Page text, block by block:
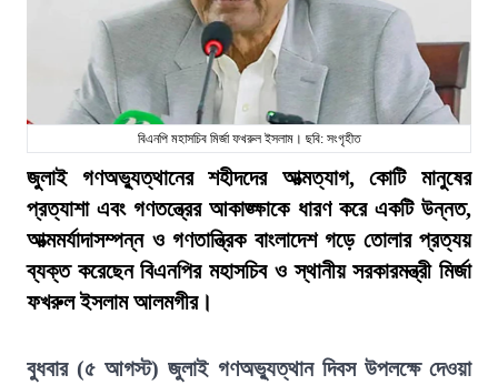
বিএনপি মহাসচিব মির্জা ফখরুল ইসলাম। ছবি: সংগৃহীত
জুলাই গণঅভ্যুত্থানের শহীদদের আত্মত্যাগ, কোটি মানুষের
প্রত্যাশা এবং গণতন্ত্রের আকাঙ্ক্ষাকে ধারণ করে একটি উন্নত,
আত্মমর্যাদাসম্পন্ন ও গণতান্ত্রিক বাংলাদেশ গড়ে তোলার প্রত্যয়
ব্যক্ত করেছেন বিএনপির মহাসচিব ও স্থানীয় সরকারমন্ত্রী মির্জা
ফখরুল ইসলাম আলমগীর।
বুধবার (৫ আগস্ট) জুলাই গণঅভ্যুত্থান দিবস উপলক্ষে দেওয়া